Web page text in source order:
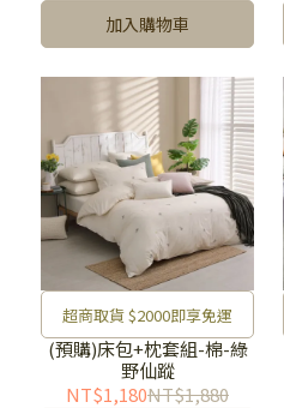
加入購物車
超商取貨 $2000即享免運
(預購)床包+枕套組-棉-綠
野仙蹤
NT$1,180NT$1,880